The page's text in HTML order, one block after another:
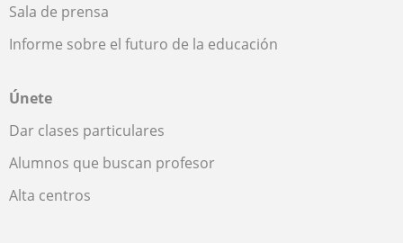
Sala de prensa
Informe sobre el futuro de la educación
Únete
Dar clases particulares
Alumnos que buscan profesor
Alta centros